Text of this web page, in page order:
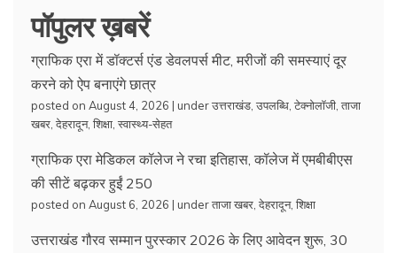
पॉपुलर ख़बरें
ग्राफिक एरा में डॉक्टर्स एंड डेवलपर्स मीट, मरीजों की समस्याएं दूर
करने को ऐप बनाएंगे छात्र
posted on August 4, 2026 | underउत्तराखंड उपलब्धि टेक्नोलॉजी ताजा
खबर देहरादून, शिक्षा स्वास्थ्य-सेहत
ग्राफिक एरा मेडिकल कॉलेज ने रचा इतिहास, कॉलेज में एमबीबीएस
की सीटें बढ़कर हुईं 250
posted on August 6, 2026 | underताजा खबर देहरादून, शिक्षा
उत्तराखंड गौरव सम्मान पुरस्कार 2026 के लिए आवेदन शुरू, 30